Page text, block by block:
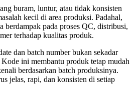
buram, luntur, atau tidak konsisten
kecil di area produksi. Padahal,
berdampak pada proses QC, distribusi,
terhadap kualitas produk.
dan batch number bukan sekadar
ini membantu produk tetap mudah
berdasarkan batch produksinya.
jelas, rapi, dan konsisten di setiap